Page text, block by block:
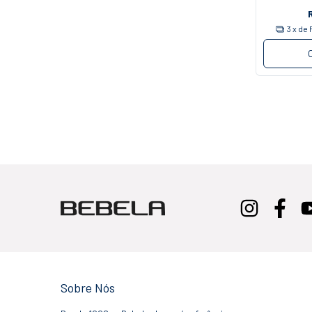
3 x de
Sobre Nós